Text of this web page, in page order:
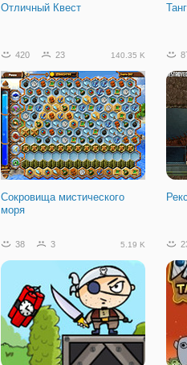
Отличный Квест
420 23 140.35 K
Сокровища мистического
моря
38 3 5.19 K